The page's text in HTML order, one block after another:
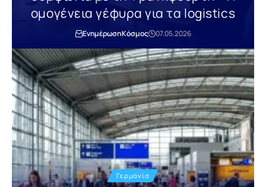
ομογένεια γέφυρα για τα logistics
ΕνημέρωσηΚόσμος 07.05.2026
Γερμανία